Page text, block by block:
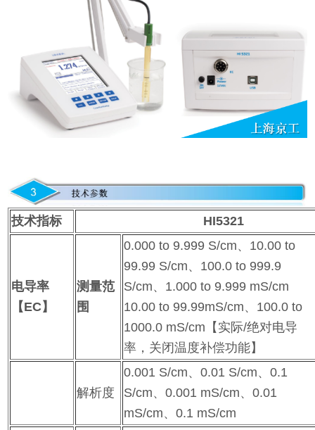
技术指标 HI5321
电导率
【EC】
测量范
围
0.000 to 9.999 S/cm、10.00 to
99.99 S/cm、100.0 to 999.9
S/cm、1.000 to 9.999 mS/cm
10.00 to 99.99mS/cm、100.0 to
1000.0 mS/cm【实际/绝对电导
率，关闭温度补偿功能】
解析度
0.001 S/cm、0.01 S/cm、0.1
S/cm、0.001 mS/cm、0.01
mS/cm、0.1 mS/cm